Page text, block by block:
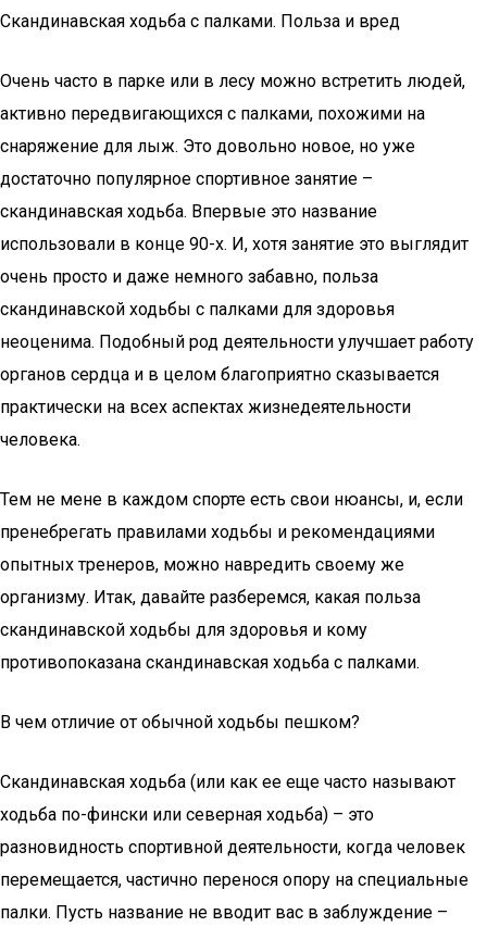
Скандинавская ходьба с палками. Польза и вред
Очень часто в парке или в лесу можно встретить людей,
активно передвигающихся с палками, похожими на
снаряжение для лыж. Это довольно новое, но уже
достаточно популярное спортивное занятие –
скандинавская ходьба. Впервые это название
использовали в конце 90-х. И, хотя занятие это выглядит
очень просто и даже немного забавно, польза
скандинавской ходьбы с палками для здоровья
неоценима. Подобный род деятельности улучшает работу
органов сердца и в целом благоприятно сказывается
практически на всех аспектах жизнедеятельности
человека.
Тем не мене в каждом спорте есть свои нюансы, и, если
пренебрегать правилами ходьбы и рекомендациями
опытных тренеров, можно навредить своему же
организму. Итак, давайте разберемся, какая польза
скандинавской ходьбы для здоровья и кому
противопоказана скандинавская ходьба с палками.
В чем отличие от обычной ходьбы пешком?
Скандинавская ходьба (или как ее еще часто называют
ходьба по-фински или северная ходьба) – это
разновидность спортивной деятельности, когда человек
перемещается, частично перенося опору на специальные
палки. Пусть название не вводит вас в заблуждение –